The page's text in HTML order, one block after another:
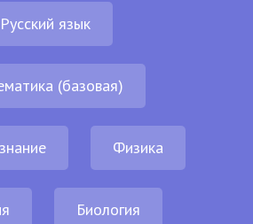
Русский язык
(базовая)
Физика
Биология